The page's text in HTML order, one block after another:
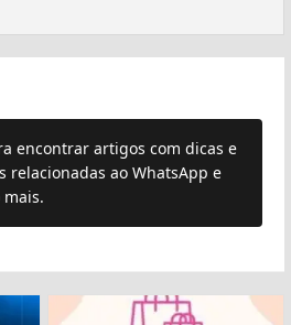
encontrar artigos com dicas e
relacionadas ao WhatsApp e